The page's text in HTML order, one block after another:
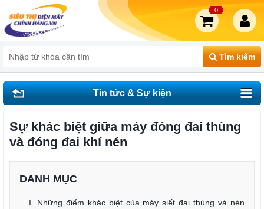
Tìm kiếm
0
Tin tức & Sự kiện
Sự khác biệt giữa máy đóng đai thùng
và đóng đai khí nén
DANH MỤC
I. Những điểm khác biệt của máy siết đai thùng và nén